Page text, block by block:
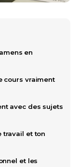
en
cours vraiment
avec des sujets
travail et ton
et les